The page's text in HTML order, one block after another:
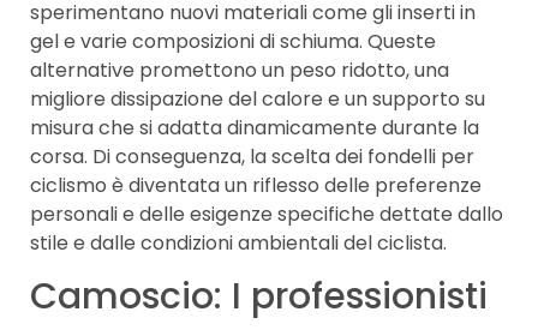
sperimentano nuovi materiali come gli inserti in
gel e varie composizioni di schiuma. Queste
alternative promettono un peso ridotto, una
migliore dissipazione del calore e un supporto su
misura che si adatta dinamicamente durante la
corsa. Di conseguenza, la scelta dei fondelli per
ciclismo è diventata un riflesso delle preferenze
personali e delle esigenze specifiche dettate dallo
stile e dalle condizioni ambientali del ciclista.
Camoscio: I professionisti